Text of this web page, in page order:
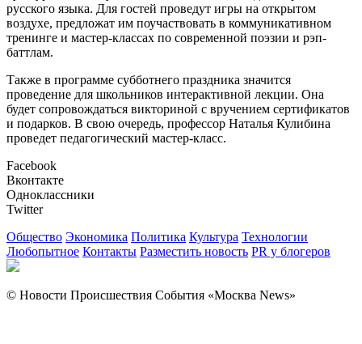
русского языка. Для гостей проведут игры на открытом
воздухе, предложат им поучаствовать в коммуникативном
тренинге и мастер-классах по современной поэзии и рэп-
баттлам.
Также в программе субботнего праздника значится
проведение для школьников интерактивной лекции. Она
будет сопровождаться викториной с вручением сертификатов
и подарков. В свою очередь, профессор Наталья Кулибина
проведет педагогический мастер-класс.
Facebook
Вконтакте
Одноклассники
Twitter
Общество Экономика Политика Культура Технологии
Любопытное Контакты Разместить новость PR у блогеров
© Новости Происшествия События «Москва News»